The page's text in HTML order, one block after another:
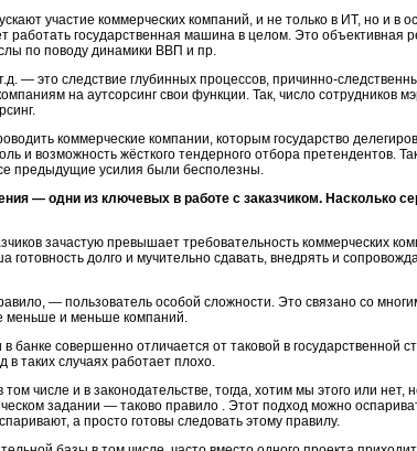
участие коммерческих компаний, и не только в ИТ, но и в
работать государственная машина в целом. Это объективная
по поводу динамики ВВП и пр.
— это следствие глубинных процессов, причинно-
на аутсорсинг свои функции. Так, число сотрудников
коммерческие компании, которым государство
и возможность жёсткого тендерного отбора претендентов.
предыдущие усилия были бесполезны.
— одни из ключевых в работе с заказчиком. Насколько
зачастую превышает требовательность коммерческих
долго и мучительно сдавать, внедрять и
— пользователь особой сложности. Это связано со
меньше и меньше компаний.
совершенно отличается от таковой в государственной
таких случаях работает плохо.
числе и в законодательстве, тогда, хотим мы этого или нет,
задании — таково правило . Этот подход можно
а просто готовы следовать этому правилу.